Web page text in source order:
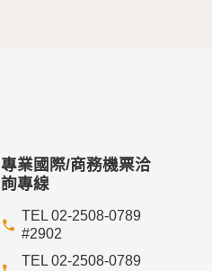
專業國際/商務機票洽
詢專線
TEL 02-2508-0789
#2902
TEL 02-2508-0789